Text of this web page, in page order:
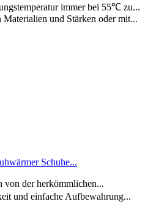
immer bei 55℃ zu...
und Stärken oder mit...
Schuhe...
von der herkömmlichen...
und einfache Aufbewahrung...